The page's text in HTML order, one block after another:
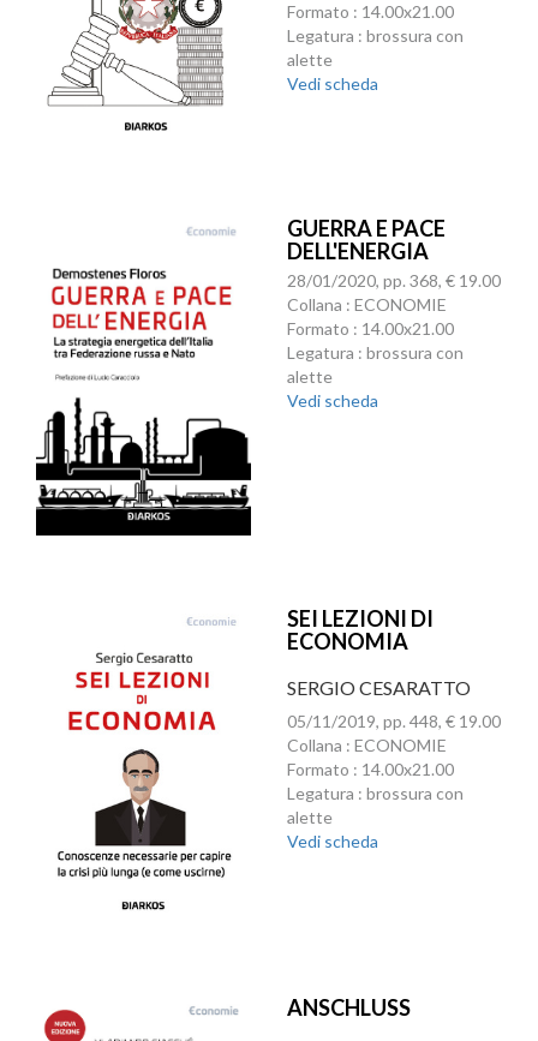
Formato : 14.00x21.00
Legatura : brossura con
alette
Vedi scheda
GUERRA E PACE
DELL'ENERGIA
28/01/2020, pp. 368, € 19.00
Collana : ECONOMIE
Formato : 14.00x21.00
Legatura : brossura con
alette
Vedi scheda
SEI LEZIONI DI
ECONOMIA
SERGIO CESARATTO
05/11/2019, pp. 448, € 19.00
Collana : ECONOMIE
Formato : 14.00x21.00
Legatura : brossura con
alette
Vedi scheda
ANSCHLUSS